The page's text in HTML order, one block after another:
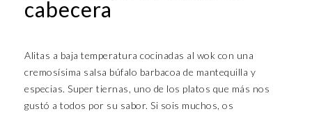
cabecera
Alitas a baja temperatura cocinadas al wok con una
cremosísima salsa búfalo barbacoa de mantequilla y
especias. Super tiernas, uno de los platos que más nos
gustó a todos por su sabor. Si sois muchos, os